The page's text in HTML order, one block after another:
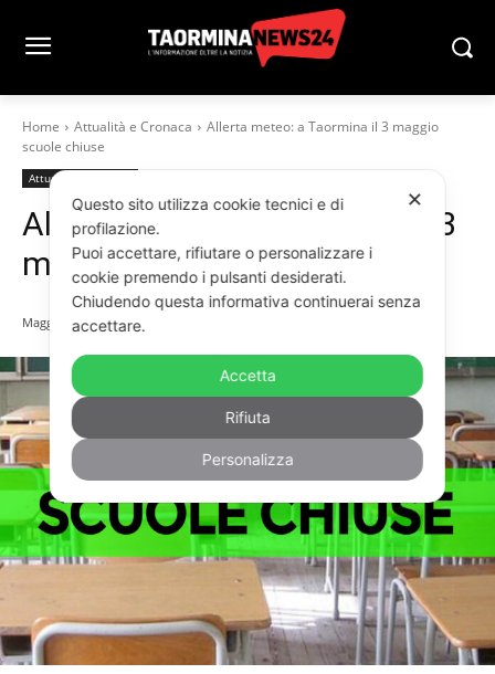
Home Attualità e Cronaca
Allerta meteo: a Taormina il 3 maggio
scuole chiuse
Attualità e Cronaca
Allerta meteo: a Taormina il 3
maggio scuole chiuse
Maggio 2, 2023
✕
Questo sito utilizza cookie tecnici e di
profilazione.
Puoi accettare, rifiutare o personalizzare i
cookie premendo i pulsanti desiderati.
Chiudendo questa informativa continuerai senza
accettare.
Accetta
Rifiuta
Personalizza